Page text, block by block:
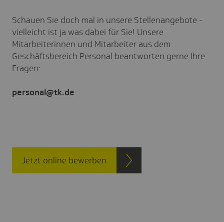
Schauen Sie doch mal in unsere Stellenangebote -
vielleicht ist ja was dabei für Sie! Unsere
Mitarbeiterinnen und Mitarbeiter aus dem
Geschäftsbereich Personal beantworten gerne Ihre
Fragen:
personal@tk.de
Jetzt online bewerben